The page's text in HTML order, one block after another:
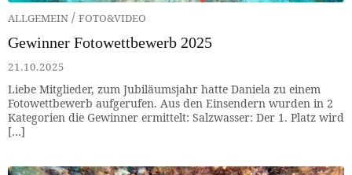
ALLGEMEIN / FOTO&VIDEO
Gewinner Fotowettbewerb 2025
21.10.2025
Liebe Mitglieder, zum Jubiläumsjahr hatte Daniela zu einem
Fotowettbewerb aufgerufen. Aus den Einsendern wurden in 2
Kategorien die Gewinner ermittelt: Salzwasser: Der 1. Platz wird
[…]